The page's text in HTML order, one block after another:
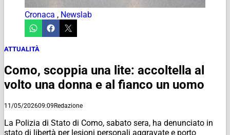
Cronaca , Newslab
ATTUALITÀ
Como, scoppia una lite: accoltella al
volto una donna e al fianco un uomo
11/05/202609:09Redazione
La Polizia di Stato di Como, sabato sera, ha denunciato in
stato di libertà per lesioni personali aggravate e porto